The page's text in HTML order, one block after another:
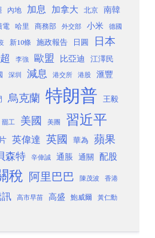
內地 加息 加拿大 北京
南韓
電 哈里 商務部 外交部 小米 德國
新10條 施政報告 日圓 日本
李強 歐盟 比亞迪 江澤民
深圳 減息 港交所 港股 滙豐
烏克蘭 特朗普 王毅
罷工 美國 美團 習近平
英偉達 英國 華為 蘋果
森特 辛偉誠 通脹 通關 配股
稅 阿里巴巴 陳茂波 香港
高市早苗 高盛 鮑威爾 黃仁勳